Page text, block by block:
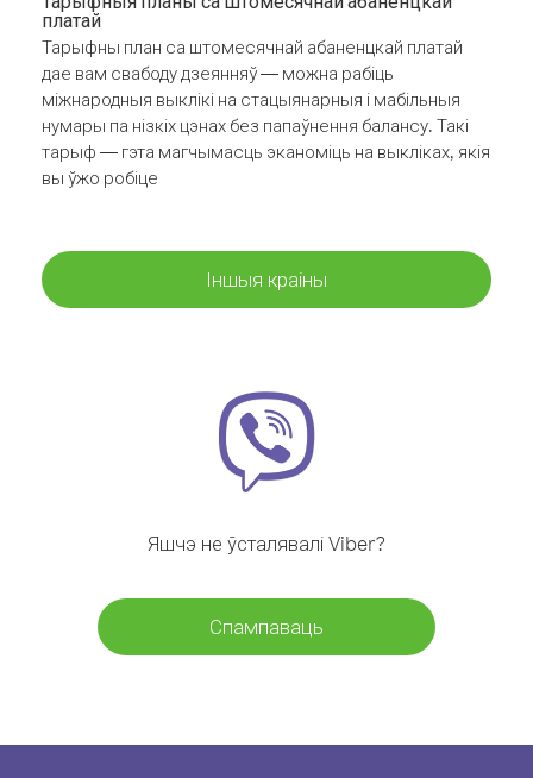
платай
Тарыфны план са штомесячнай абаненцкай платай
дае вам свабоду дзеянняў — можна рабіць
міжнародныя выклікі на стацыянарныя і мабільныя
нумары па нізкіх цэнах без папаўнення балансу. Такі
тарыф — гэта магчымасць эканоміць на выкліках, якія
вы ўжо робіце
Іншыя краіны
Яшчэ не ўсталявалі Viber?
Спампаваць